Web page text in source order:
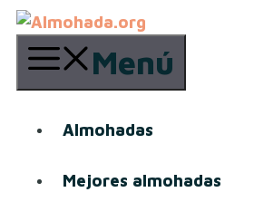
Menú
Almohadas
Mejores almohadas